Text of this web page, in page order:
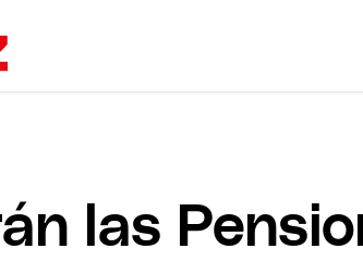
las